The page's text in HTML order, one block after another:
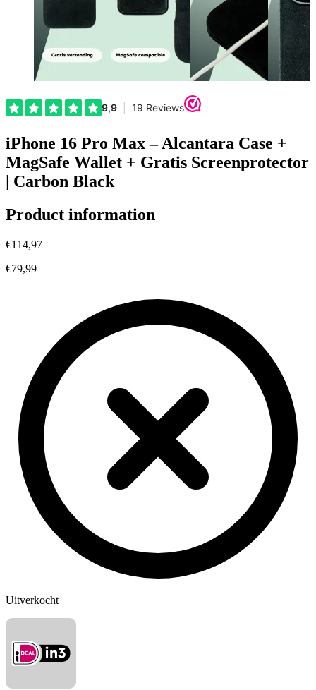
iPhone 16 Pro Max – Alcantara Case +
MagSafe Wallet + Gratis Screenprotector
| Carbon Black
Product information
€114,97
€79,99
Uitverkocht